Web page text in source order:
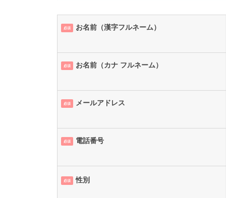
必須 お名前（漢字フルネーム）
必須 お名前（カナ フルネーム）
必須 メールアドレス
必須 電話番号
必須 性別